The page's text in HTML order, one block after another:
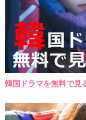
韓国ドラマを無料で見